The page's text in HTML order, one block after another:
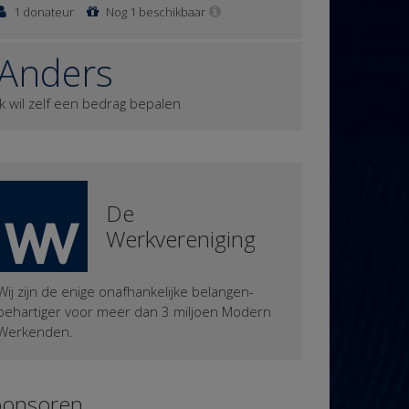
1 donateur Nog 1 beschikbaar
wil zelf een bedrag bepalen
De
Werkvereniging
zijn de enige onafhankelijke belangen-
voor meer dan 3 miljoen Modern